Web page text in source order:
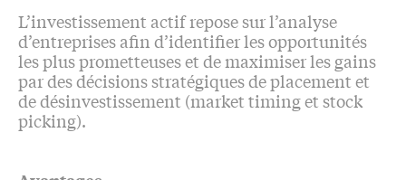
L’investissement actif repose sur l’analyse
d’entreprises afin d’identifier les opportunités
les plus prometteuses et de maximiser les gains
par des décisions stratégiques de placement et
de désinvestissement (market timing et stock
picking).